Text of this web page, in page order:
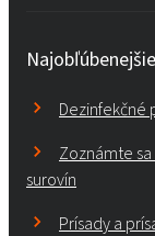
Dezinfekčné
Zoznámte
surovín
Prísady a